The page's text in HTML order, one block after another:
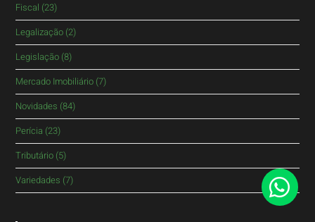
Fiscal (23)
Legalização (2)
Legislação (8)
Mercado Imobiliário (7)
Novidades (84)
Perícia (23)
Tributário (5)
Variedades (7)